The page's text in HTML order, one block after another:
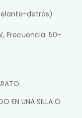
detrás)
Frecuencia: 50-
EN UNA SILLA O